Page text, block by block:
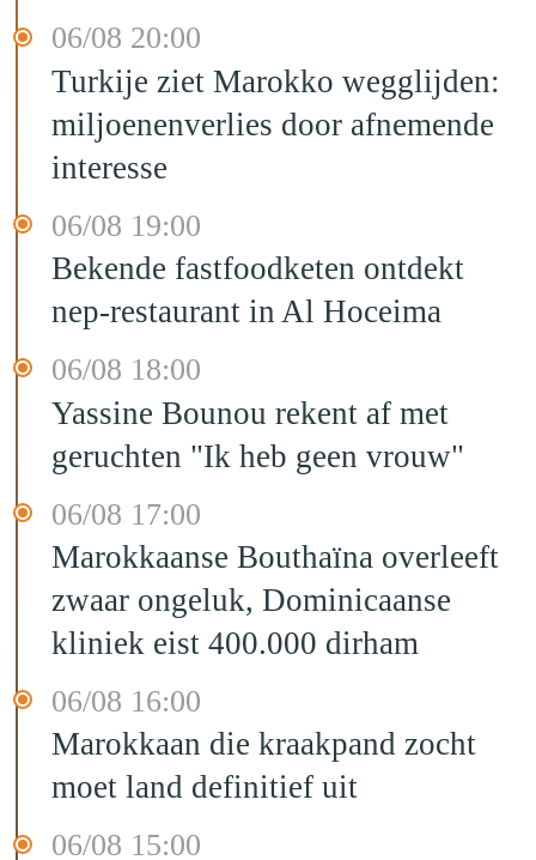
06/08 20:00
Turkije ziet Marokko wegglijden:
miljoenenverlies door afnemende
interesse
06/08 19:00
Bekende fastfoodketen ontdekt
nep-restaurant in Al Hoceima
06/08 18:00
Yassine Bounou rekent af met
geruchten "Ik heb geen vrouw"
06/08 17:00
Marokkaanse Bouthaïna overleeft
zwaar ongeluk, Dominicaanse
kliniek eist 400.000 dirham
06/08 16:00
Marokkaan die kraakpand zocht
moet land definitief uit
06/08 15:00